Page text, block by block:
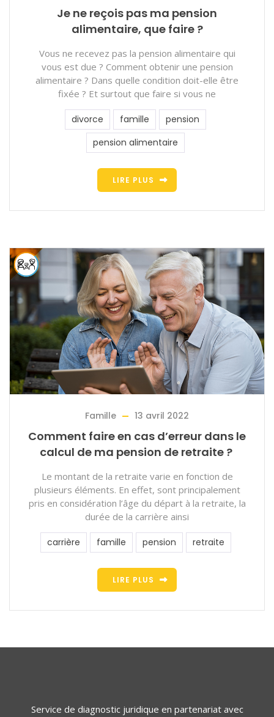
Je ne reçois pas ma pension
alimentaire, que faire ?
Vous ne recevez pas la pension alimentaire qui
vous est due ? Comment obtenir une pension
alimentaire ? Dans quelle condition doit-elle être
fixée ? Et surtout que faire si vous ne
divorce famille
pension
pension alimentaire
LIRE PLUS
Famille 13 avril 2022
Comment faire en cas d’erreur dans le
calcul de ma pension de retraite ?
Le montant de la retraite varie en fonction de
plusieurs éléments. En effet, sont principalement
pris en considération l’âge du départ à la retraite, la
durée de la carrière ainsi
carrière famille pension retraite
LIRE PLUS
Service de diagnostic juridique en partenariat avec